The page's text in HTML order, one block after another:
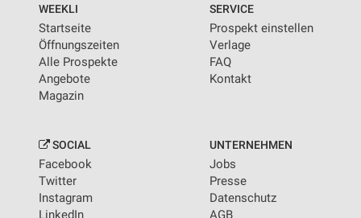
WEEKLI
Startseite
Öffnungszeiten
Alle Prospekte
Angebote
Magazin
SERVICE
Prospekt einstellen
Verlage
FAQ
Kontakt
SOCIAL
Facebook
Twitter
Instagram
LinkedIn
UNTERNEHMEN
Jobs
Presse
Datenschutz
AGB